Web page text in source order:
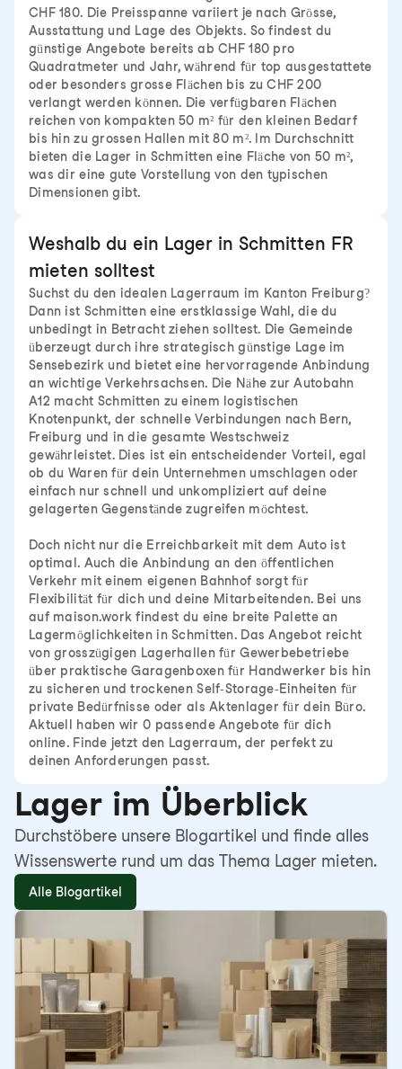
CHF 180. Die Preisspanne variiert je nach Grösse,
Ausstattung und Lage des Objekts. So findest du
günstige Angebote bereits ab CHF 180 pro
Quadratmeter und Jahr, während für top ausgestattete
oder besonders grosse Flächen bis zu CHF 200
verlangt werden können. Die verfügbaren Flächen
reichen von kompakten 50 m² für den kleinen Bedarf
bis hin zu grossen Hallen mit 80 m². Im Durchschnitt
bieten die Lager in Schmitten eine Fläche von 50 m²,
was dir eine gute Vorstellung von den typischen
Dimensionen gibt.
Weshalb du ein Lager in Schmitten FR
mieten solltest
Suchst du den idealen Lagerraum im Kanton Freiburg?
Dann ist Schmitten eine erstklassige Wahl, die du
unbedingt in Betracht ziehen solltest. Die Gemeinde
überzeugt durch ihre strategisch günstige Lage im
Sensebezirk und bietet eine hervorragende Anbindung
an wichtige Verkehrsachsen. Die Nähe zur Autobahn
A12 macht Schmitten zu einem logistischen
Knotenpunkt, der schnelle Verbindungen nach Bern,
Freiburg und in die gesamte Westschweiz
gewährleistet. Dies ist ein entscheidender Vorteil, egal
ob du Waren für dein Unternehmen umschlagen oder
einfach nur schnell und unkompliziert auf deine
gelagerten Gegenstände zugreifen möchtest.
Doch nicht nur die Erreichbarkeit mit dem Auto ist
optimal. Auch die Anbindung an den öffentlichen
Verkehr mit einem eigenen Bahnhof sorgt für
Flexibilität für dich und deine Mitarbeitenden. Bei uns
auf maison.work findest du eine breite Palette an
Lagermöglichkeiten in Schmitten. Das Angebot reicht
von grosszügigen Lagerhallen für Gewerbebetriebe
über praktische Garagenboxen für Handwerker bis hin
zu sicheren und trockenen Self-Storage-Einheiten für
private Bedürfnisse oder als Aktenlager für dein Büro.
Aktuell haben wir 0 passende Angebote für dich
online. Finde jetzt den Lagerraum, der perfekt zu
deinen Anforderungen passt.
Lager im Überblick
Durchstöbere unsere Blogartikel und finde alles
Wissenswerte rund um das Thema Lager mieten.
Alle Blogartikel